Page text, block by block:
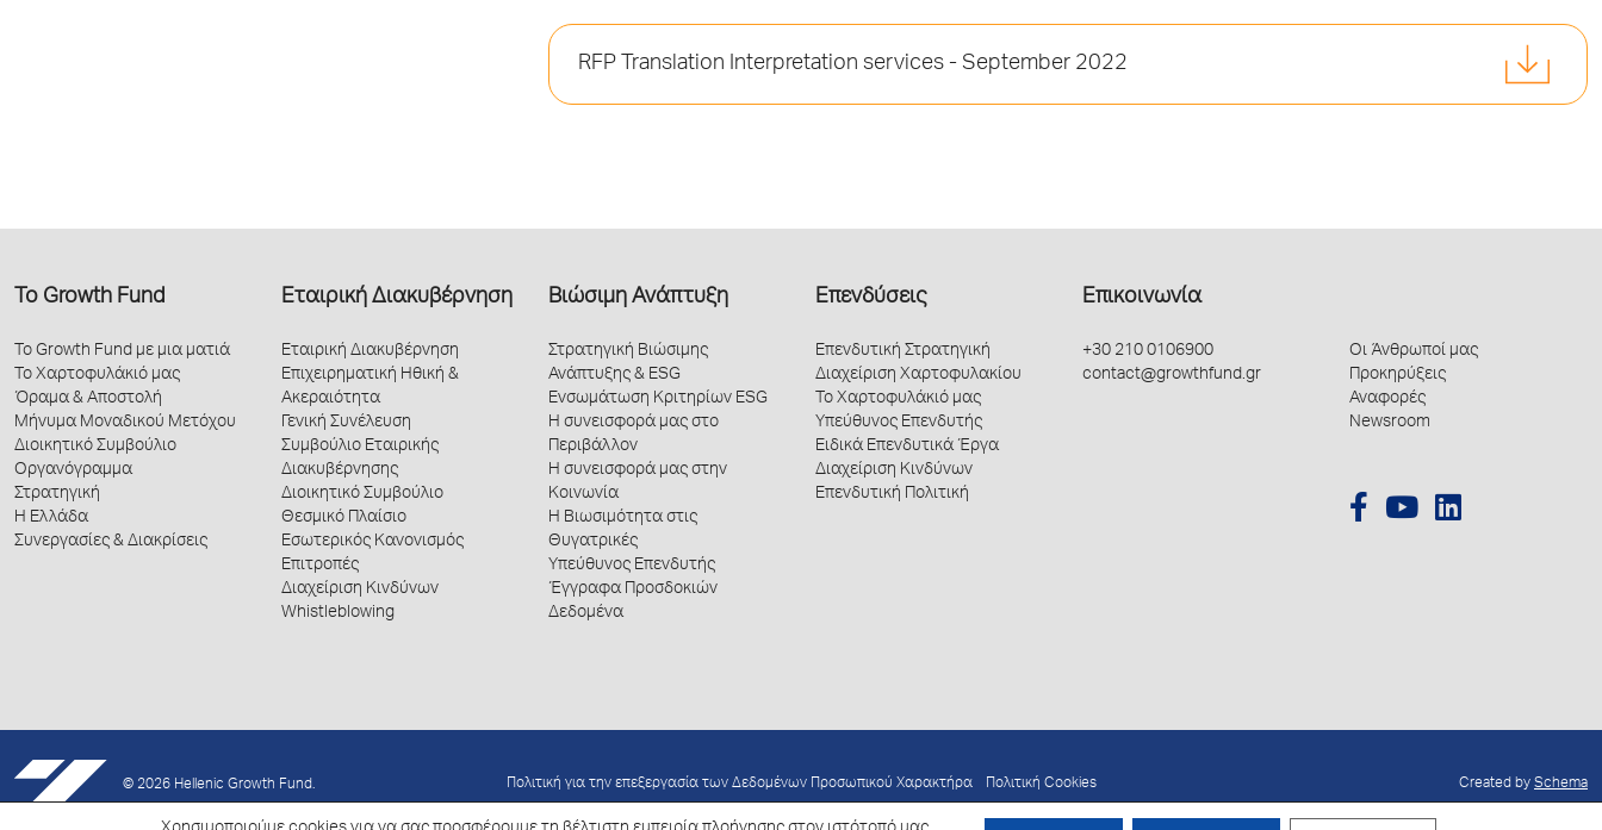
RFP Translation Interpretation services - September 2022
Το Growth Fund
Το Growth Fund με μια ματιά
Το Χαρτοφυλάκιό μας
Όραμα & Αποστολή
Μήνυμα Μοναδικού Μετόχου
Διοικητικό Συμβούλιο
Οργανόγραμμα
Στρατηγική
Η Ελλάδα
Συνεργασίες & Διακρίσεις
Εταιρική Διακυβέρνηση
Εταιρική Διακυβέρνηση
Επιχειρηματική Ηθική &
Ακεραιότητα
Γενική Συνέλευση
Συμβούλιο Εταιρικής
Διακυβέρνησης
Διοικητικό Συμβούλιο
Θεσμικό Πλαίσιο
Εσωτερικός Κανονισμός
Επιτροπές
Διαχείριση Κινδύνων
Whistleblowing
Βιώσιμη Ανάπτυξη
Στρατηγική Βιώσιμης
Ανάπτυξης & ESG
Ενσωμάτωση Κριτηρίων ESG
Η συνεισφορά μας στο
Περιβάλλον
Η συνεισφορά μας στην
Κοινωνία
Η Βιωσιμότητα στις
Θυγατρικές
Υπεύθυνος Επενδυτής
Έγγραφα Προσδοκιών
Δεδομένα
Επενδύσεις
Επενδυτική Στρατηγική
Διαχείριση Χαρτοφυλακίου
Το Χαρτοφυλάκιό μας
Υπεύθυνος Επενδυτής
Ειδικά Επενδυτικά Έργα
Διαχείριση Κινδύνων
Επενδυτική Πολιτική
Επικοινωνία
+30 210 0106900
contact@growthfund.gr
Οι Άνθρωποί μας
Προκηρύξεις
Αναφορές
Newsroom
© 2026 Hellenic Growth Fund. Πολιτική για την επεξεργασία των Δεδομένων Προσωπικού Χαρακτήρα Πολιτική Cookies Created by Schema